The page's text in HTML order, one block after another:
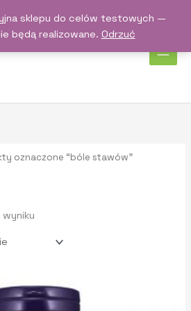
sklepu do celów testowych —
będą realizowane. Odrzuć
oznaczone “bóle stawów”